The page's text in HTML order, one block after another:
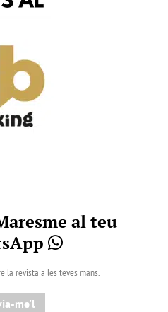
al teu
la revista a les teves mans.
me'l